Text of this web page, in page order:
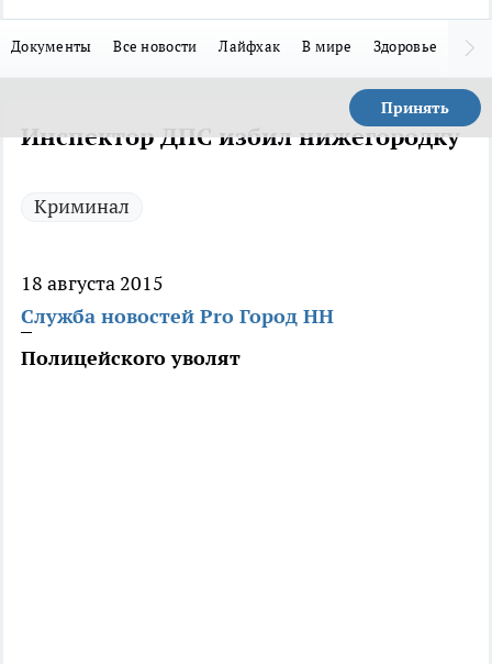
Документы Все новости Лайфхак В мире Здоровье
Принять
Инспектор ДПС избил нижегородку
Криминал
18 августа 2015
Служба новостей Pro Город НН
Полицейского уволят